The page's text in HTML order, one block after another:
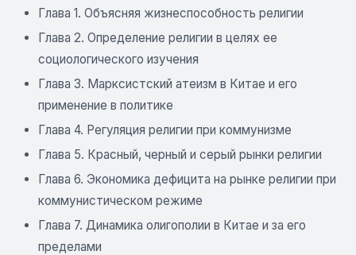
Глава 1. Объясняя жизнеспособность религии
Глава 2. Определение религии в целях ее
социологического изучения
Глава 3. Марксистский атеизм в Китае и его
применение в политике
Глава 4. Регуляция религии при коммунизме
Глава 5. Красный, черный и серый рынки религии
Глава 6. Экономика дефицита на рынке религии при
коммунистическом режиме
Глава 7. Динамика олигополии в Китае и за его
пределами